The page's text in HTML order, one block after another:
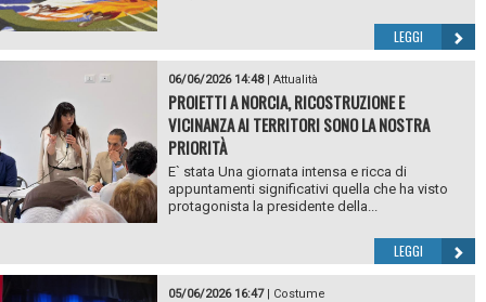
LEGGI
06/06/2026 14:48| Attualità
PROIETTI A NORCIA, RICOSTRUZIONE E
VICINANZA AI TERRITORI SONO LA NOSTRA
PRIORITÀ
E` stata Una giornata intensa e ricca di
appuntamenti significativi quella che ha visto
protagonista la presidente della...
LEGGI
05/06/2026 16:47| Costume